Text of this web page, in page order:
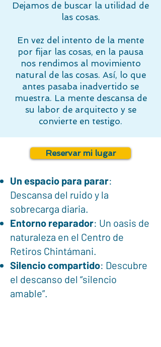
Dejamos de buscar la utilidad de
las cosas.
En vez del intento de la mente
por fijar las cosas, en la pausa
nos rendimos al movimiento
natural de las cosas. Así, lo que
antes pasaba inadvertido se
muestra. La mente descansa de
su labor de arquitecto y se
convierte en testigo.
Reservar mi lugar
Un espacio para parar:
Descansa del ruido y la
sobrecarga diaria.
Entorno reparador: Un oasis de
naturaleza en el Centro de
Retiros Chintámani.
Silencio compartido: Descubre
el descanso del “silencio
amable”.